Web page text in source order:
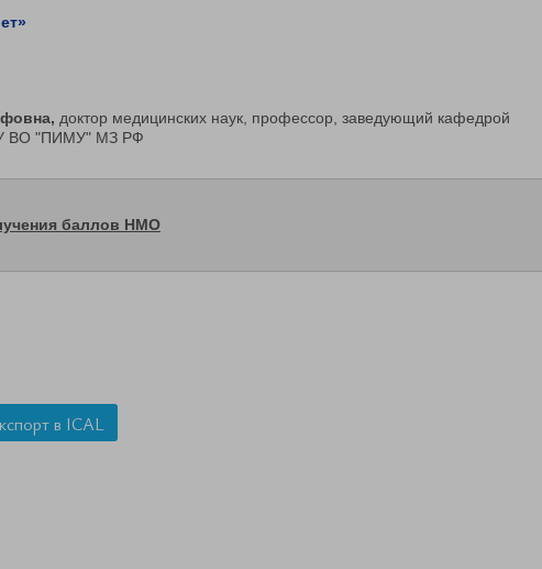
доктор медицинских наук, профессор, заведующий кафедрой
ВО "ПИМУ" МЗ РФ
баллов НМО
в ICAL